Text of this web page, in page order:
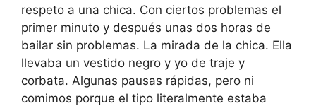
respeto a una chica. Con ciertos problemas el
primer minuto y después unas dos horas de
bailar sin problemas. La mirada de la chica. Ella
llevaba un vestido negro y yo de traje y
corbata. Algunas pausas rápidas, pero ni
comimos porque el tipo literalmente estaba